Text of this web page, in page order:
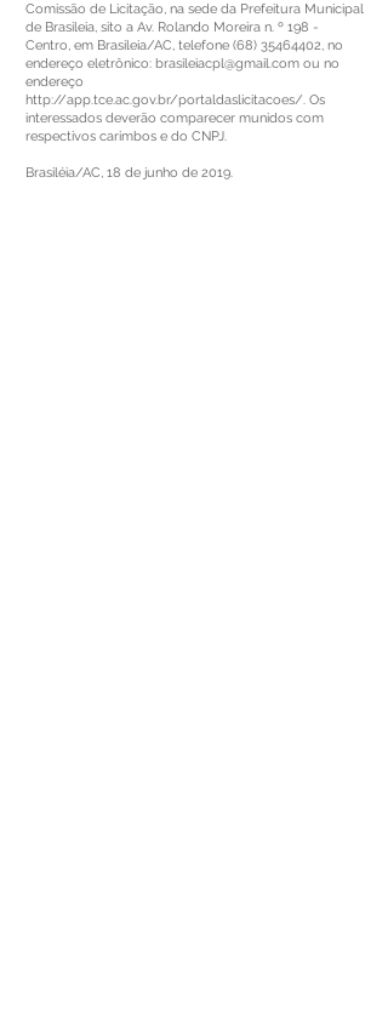
Comissão de Licitação, na sede da Prefeitura Municipal
de Brasileia, sito a Av. Rolando Moreira n. º 198 -
Centro, em Brasileia/AC, telefone (68) 35464402, no
endereço eletrônico: brasileiacpl@gmail.com ou no
endereço
http://app.tce.ac.gov.br/portaldaslicitacoes/. Os
interessados deverão comparecer munidos com
respectivos carimbos e do CNPJ.
Brasiléia/AC, 18 de junho de 2019.